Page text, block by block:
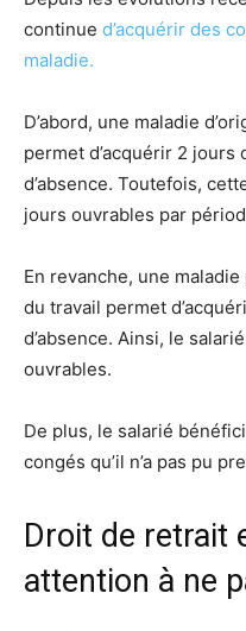
continue d’acquérir des
maladie.
D’abord, une maladie
permet d’acquérir 2
d’absence. Toutefois,
jours ouvrables par
En revanche, une
du travail permet
d’absence. Ainsi, le
ouvrables.
De plus, le salarié
congés qu’il n’a pas pu
Droit de retrait
attention à ne